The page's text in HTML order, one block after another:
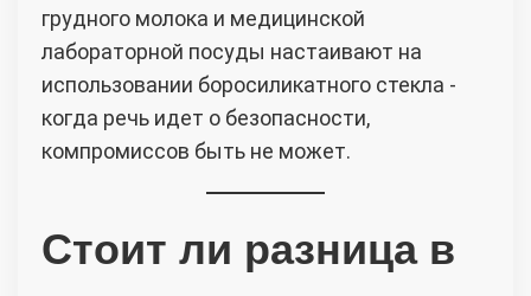
грудного молока и медицинской
лабораторной посуды настаивают на
использовании боросиликатного стекла -
когда речь идет о безопасности,
компромиссов быть не может.
Стоит ли разница в